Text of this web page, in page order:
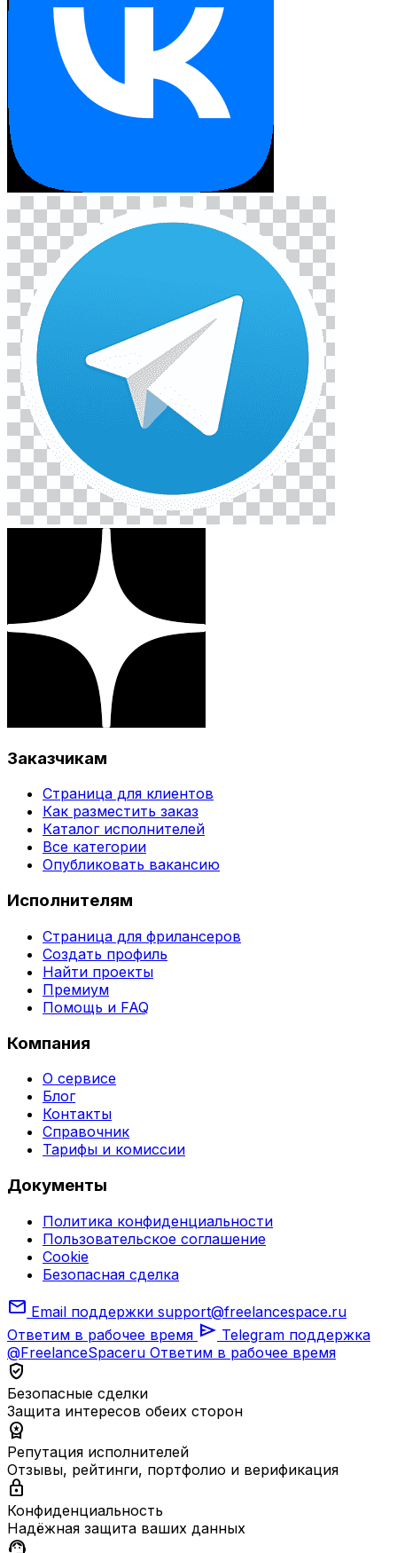
Заказчикам
Страница для клиентов
Как разместить заказ
Каталог исполнителей
Все категории
Опубликовать вакансию
Исполнителям
Страница для фрилансеров
Создать профиль
Найти проекты
Премиум
Помощь и FAQ
Компания
О сервисе
Блог
Контакты
Справочник
Тарифы и комиссии
Документы
Политика конфиденциальности
Пользовательское соглашение
Cookie
Безопасная сделка
mail Email поддержки support@freelancespace.ru
Ответим в рабочее время send Telegram поддержка
@FreelanceSpaceru Ответим в рабочее время
verified_user
Безопасные сделки
Защита интересов обеих сторон
workspace_premium
Репутация исполнителей
Отзывы, рейтинги, портфолио и верификация
lock
Конфиденциальность
Надёжная защита ваших данных
support_agent